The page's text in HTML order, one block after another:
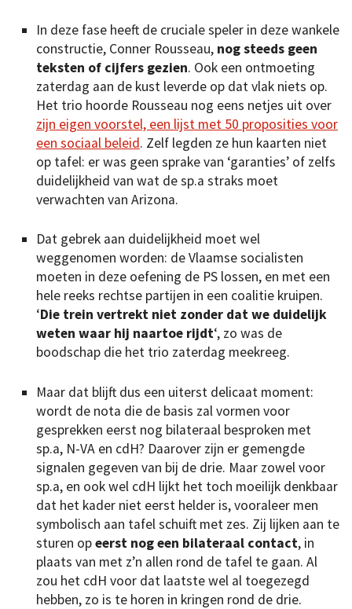
In deze fase heeft de cruciale speler in deze wankele
constructie, Conner Rousseau, nog steeds geen
teksten of cijfers gezien. Ook een ontmoeting
zaterdag aan de kust leverde op dat vlak niets op.
Het trio hoorde Rousseau nog eens netjes uit over
zijn eigen voorstel, een lijst met 50 proposities voor
een sociaal beleid. Zelf legden ze hun kaarten niet
op tafel: er was geen sprake van ‘garanties’ of zelfs
duidelijkheid van wat de sp.a straks moet
verwachten van Arizona.
Dat gebrek aan duidelijkheid moet wel
weggenomen worden: de Vlaamse socialisten
moeten in deze oefening de PS lossen, en met een
hele reeks rechtse partijen in een coalitie kruipen.
‘Die trein vertrekt niet zonder dat we duidelijk
weten waar hij naartoe rijdt‘, zo was de
boodschap die het trio zaterdag meekreeg.
Maar dat blijft dus een uiterst delicaat moment:
wordt de nota die de basis zal vormen voor
gesprekken eerst nog bilateraal besproken met
sp.a, N-VA en cdH? Daarover zijn er gemengde
signalen gegeven van bij de drie. Maar zowel voor
sp.a, en ook wel cdH lijkt het toch moeilijk denkbaar
dat het kader niet eerst helder is, vooraleer men
symbolisch aan tafel schuift met zes. Zij lijken aan te
sturen opeerst nog een bilateraal contact, in
plaats van met z’n allen rond de tafel te gaan. Al
zou het cdH voor dat laatste wel al toegezegd
hebben, zo is te horen in kringen rond de drie.